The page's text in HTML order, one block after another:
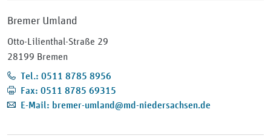
Bremer Umland
Otto-Lilienthal-Straße 29
28199 Bremen
Tel.: 0511 8785 8956
Fax: 0511 8785 69315
E-Mail: bremer-umland@md-niedersachsen.de